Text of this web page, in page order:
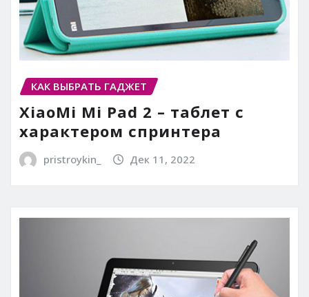
КАК ВЫБРАТЬ ГАДЖЕТ
XiaoMi Mi Pad 2 – таблет с
характером спринтера
pristroykin_ Дек 11, 2022